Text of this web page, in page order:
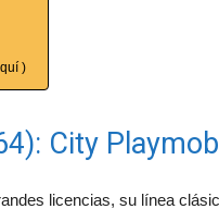
)
City
licencias, su línea